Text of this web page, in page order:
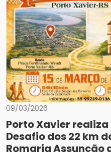
09/03/2026
Porto Xavier realiza
Desafio dos 22 km
Romaria Assunção